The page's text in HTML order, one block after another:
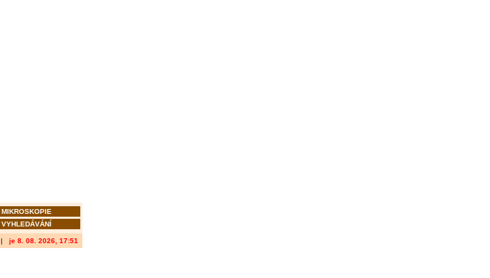
MIKROSKOPIE
VYHLEDÁVÁNÍ
| je 8. 08. 2026, 17:51